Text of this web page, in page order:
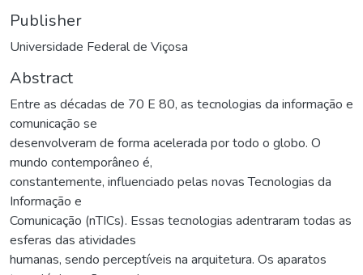
Publisher
Universidade Federal de Viçosa
Abstract
Entre as décadas de 70 E 80, as tecnologias da informação e
comunicação se
desenvolveram de forma acelerada por todo o globo. O
mundo contemporâneo é,
constantemente, influenciado pelas novas Tecnologias da
Informação e
Comunicação (nTICs). Essas tecnologias adentraram todas as
esferas das atividades
humanas, sendo perceptíveis na arquitetura. Os aparatos